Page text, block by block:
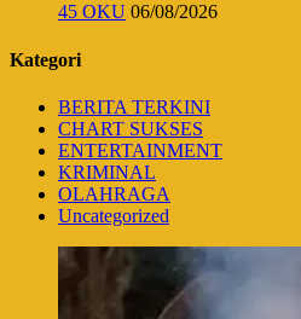
45 OKU 06/08/2026
Kategori
BERITA TERKINI
CHART SUKSES
ENTERTAINMENT
KRIMINAL
OLAHRAGA
Uncategorized